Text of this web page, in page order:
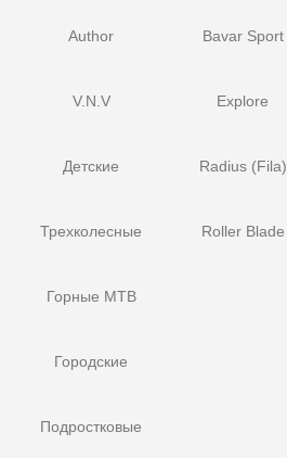
Author
V.N.V
Детские
Трехколесные
Горные MTB
Городские
Подростковые
Bavar Sport
Explore
Radius (Fila)
Roller Blade